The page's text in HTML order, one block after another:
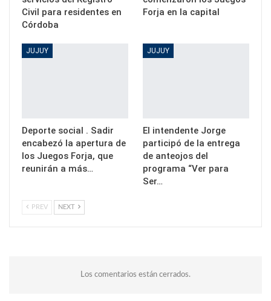
Civil para residentes en
Córdoba
Forja en la capital
JUJUY
Deporte social . Sadir
encabezó la apertura de
los Juegos Forja, que
reunirán a más…
JUJUY
El intendente Jorge
participó de la entrega
de anteojos del
programa “Ver para
Ser…
PREV NEXT
Los comentarios están cerrados.